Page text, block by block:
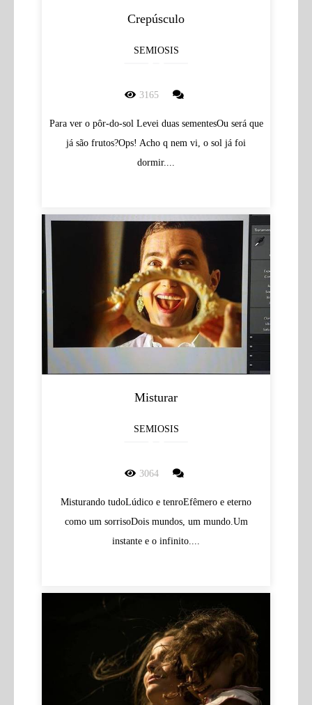
Crepúsculo
SEMIOSIS
3165
Para ver o pôr-do-sol Levei duas sementesOu será que
já são frutos?Ops! Acho q nem vi, o sol já foi
dormir....
Misturar
SEMIOSIS
3064
Misturando tudoLúdico e tenroEfêmero e eterno
como um sorrisoDois mundos, um mundo.Um
instante e o infinito....